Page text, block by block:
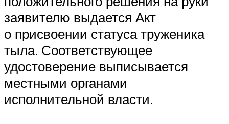
заявителю выдается Акт
о присвоении статуса труженика
тыла. Соответствующее
удостоверение выписывается
местными органами
исполнительной власти.